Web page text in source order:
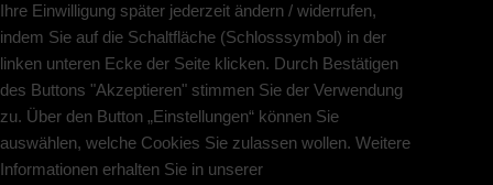
Ihre Einwilligung später jederzeit ändern / widerrufen,
indem Sie auf die Schaltfläche (Schlosssymbol) in der
linken unteren Ecke der Seite klicken. Durch Bestätigen
des Buttons "Akzeptieren" stimmen Sie der Verwendung
zu. Über den Button „Einstellungen“ können Sie
auswählen, welche Cookies Sie zulassen wollen. Weitere
Informationen erhalten Sie in unserer